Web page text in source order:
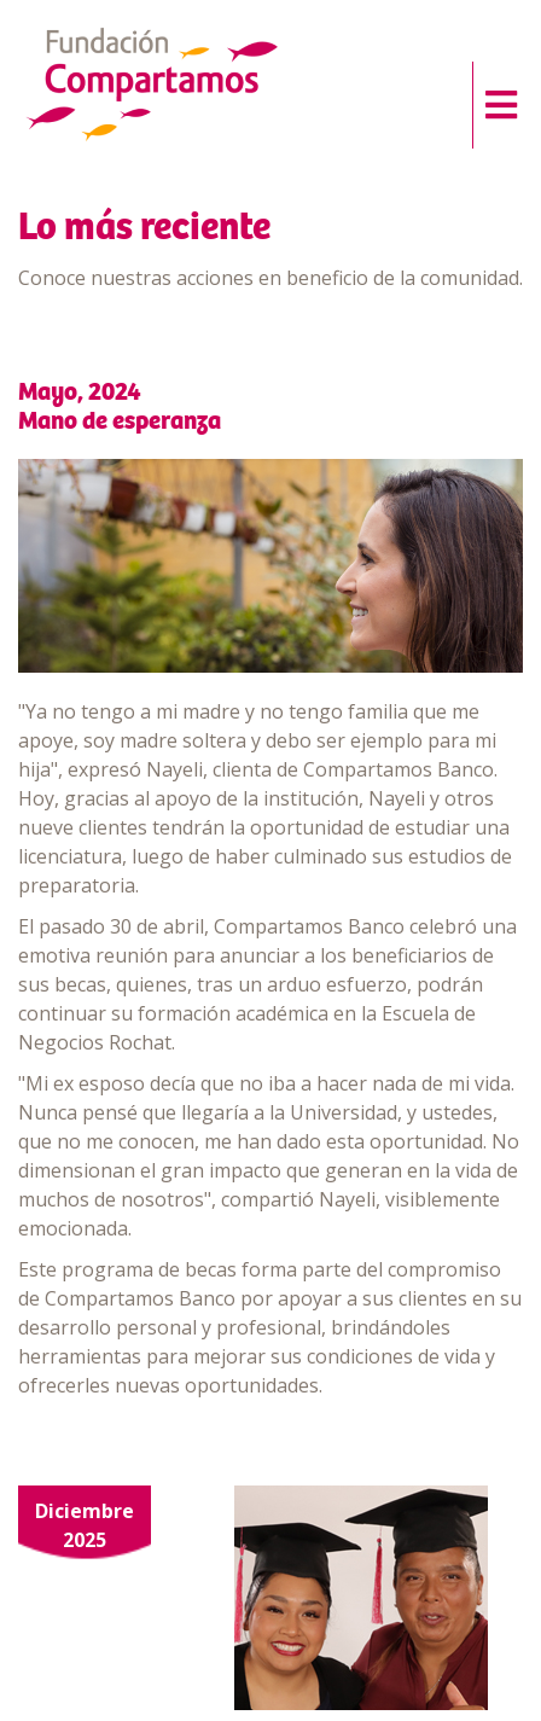
Lo más reciente
Conoce nuestras acciones en beneficio de la comunidad.
Mayo, 2024
Mano de esperanza
"Ya no tengo a mi madre y no tengo familia que me
apoye, soy madre soltera y debo ser ejemplo para mi
hija", expresó Nayeli, clienta de Compartamos Banco.
Hoy, gracias al apoyo de la institución, Nayeli y otros
nueve clientes tendrán la oportunidad de estudiar una
licenciatura, luego de haber culminado sus estudios de
preparatoria.
El pasado 30 de abril, Compartamos Banco celebró una
emotiva reunión para anunciar a los beneficiarios de
sus becas, quienes, tras un arduo esfuerzo, podrán
continuar su formación académica en la Escuela de
Negocios Rochat.
"Mi ex esposo decía que no iba a hacer nada de mi vida.
Nunca pensé que llegaría a la Universidad, y ustedes,
que no me conocen, me han dado esta oportunidad. No
dimensionan el gran impacto que generan en la vida de
muchos de nosotros", compartió Nayeli, visiblemente
emocionada.
Este programa de becas forma parte del compromiso
de Compartamos Banco por apoyar a sus clientes en su
desarrollo personal y profesional, brindándoles
herramientas para mejorar sus condiciones de vida y
ofrecerles nuevas oportunidades.
Diciembre
2025